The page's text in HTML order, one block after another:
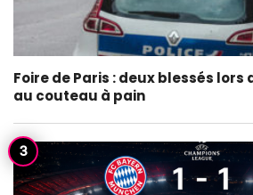
Foire de Paris : deux blessés lors
au couteau à pain